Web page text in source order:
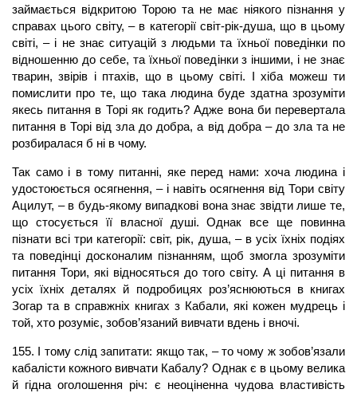
займається відкритою Торою та не має ніякого пізнання у
справах цього світу, – в категорії світ-рік-душа, що в цьому
світі, – і не знає ситуацій з людьми та їхньої поведінки по
відношенню до себе, та їхньої поведінки з іншими, і не знає
тварин, звірів і птахів, що в цьому світі. І хіба можеш ти
помислити про те, що така людина буде здатна зрозуміти
якесь питання в Торі як годить? Адже вона би перевертала
питання в Торі від зла до добра, а від добра – до зла та не
розбиралася б ні в чому.
Так само і в тому питанні, яке перед нами: хоча людина і
удостоюється осягнення, – і навіть осягнення від Тори світу
Ацилут, – в будь-якому випадкові вона знає звідти лише те,
що стосується її власної душі. Однак все ще повинна
пізнати всі три категорії: світ, рік, душа, – в усіх їхніх подіях
та поведінці досконалим пізнанням, щоб змогла зрозуміти
питання Тори, які відносяться до того світу. А ці питання в
усіх їхніх деталях й подробицях роз’яснюються в книгах
Зогар та в справжніх книгах з Кабали, які кожен мудрець і
той, хто розуміє, зобов’язаний вивчати вдень і вночі.
155. І тому слід запитати: якщо так, – то чому ж зобов’язали
кабалісти кожного вивчати Кабалу? Однак є в цьому велика
й гідна оголошення річ: є неоціненна чудова властивість